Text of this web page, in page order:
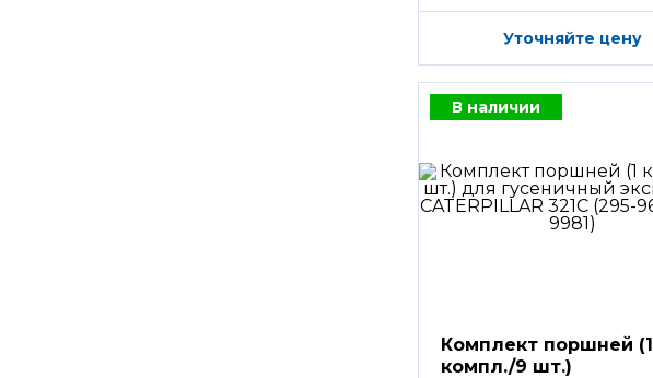
Уточняйте цену
В наличии
Комплект поршней (1
компл./9 шт.)